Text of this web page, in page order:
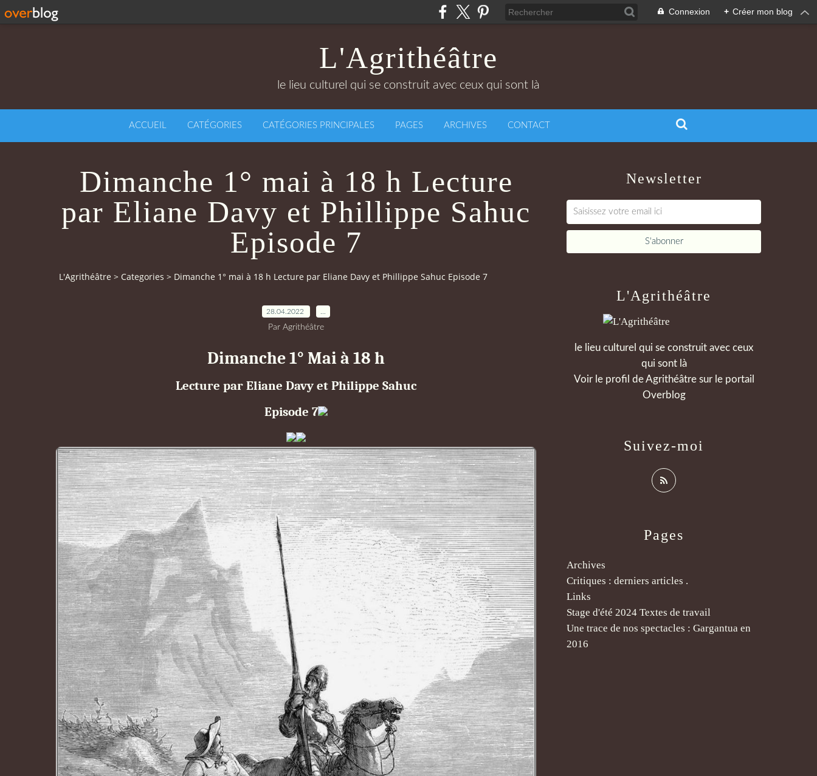
Connexion + Créer mon blog
L'Agrithéâtre
le lieu culturel qui se construit avec ceux qui sont là
ACCUEIL CATÉGORIES CATÉGORIES PRINCIPALES PAGES ARCHIVES CONTACT
Dimanche 1° mai à 18 h Lecture
par Eliane Davy et Phillippe Sahuc
Episode 7
L'Agrithéâtre > Categories > Dimanche 1° mai à 18 h Lecture par Eliane Davy et Phillippe Sahuc Episode 7
28.04.2022
Par Agrithéâtre
Dimanche 1° Mai à 18 h
Lecture par Eliane Davy et Philippe Sahuc
Episode 7
Newsletter
Pages
Archives
Critiques : derniers articles .
Links
Stage d'été 2024 Textes de travail
Une trace de nos spectacles : Gargantua en
2016
L'Agrithéâtre
le lieu culturel qui se construit avec ceux
qui sont là
Voir le profil deAgrithéâtresur le portail
Overblog
Suivez-moi